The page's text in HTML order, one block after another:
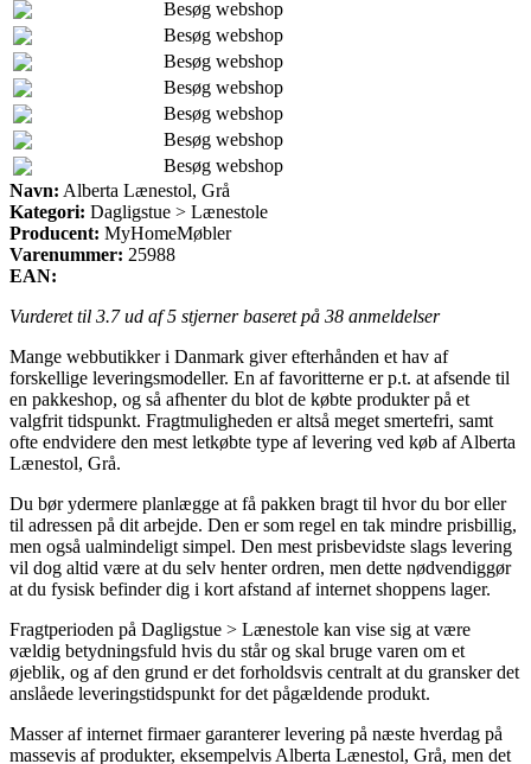
Besøg webshop
Besøg webshop
Besøg webshop
Besøg webshop
Besøg webshop
Besøg webshop
Besøg webshop
Navn: Alberta Lænestol, Grå
Kategori: Dagligstue > Lænestole
Producent: MyHomeMøbler
Varenummer: 25988
EAN:
Vurderet til 3.7ud af 5 stjerner baseret på 38 anmeldelser
Mange webbutikker i Danmark giver efterhånden et hav af
forskellige leveringsmodeller. En af favoritterne er p.t. at afsende til
en pakkeshop, og så afhenter du blot de købte produkter på et
valgfrit tidspunkt. Fragtmuligheden er altså meget smertefri, samt
ofte endvidere den mest letkøbte type af levering ved køb af Alberta
Lænestol, Grå.
Du bør ydermere planlægge at få pakken bragt til hvor du bor eller
til adressen på dit arbejde. Den er som regel en tak mindre prisbillig,
men også ualmindeligt simpel. Den mest prisbevidste slags levering
vil dog altid være at du selv henter ordren, men dette nødvendiggør
at du fysisk befinder dig i kort afstand af internet shoppens lager.
Fragtperioden på Dagligstue > Lænestole kan vise sig at være
vældig betydningsfuld hvis du står og skal bruge varen om et
øjeblik, og af den grund er det forholdsvis centralt at du gransker det
anslåede leveringstidspunkt for det pågældende produkt.
Masser af internet firmaer garanterer levering på næste hverdag på
massevis af produkter, eksempelvis Alberta Lænestol, Grå, men det